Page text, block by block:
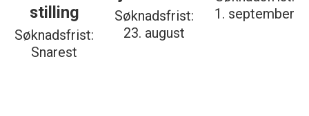
stilling
Søknadsfrist:
Snarest
Søknadsfrist:
23. august
1. september